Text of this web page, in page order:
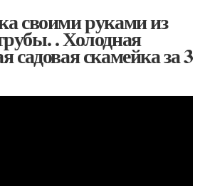
своими руками из
. Холодная
садовая скамейка за 3